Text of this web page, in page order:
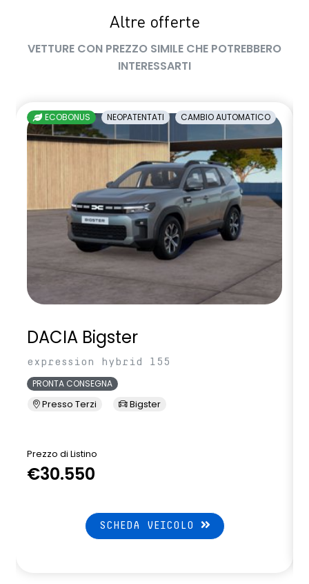
Altre offerte
VETTURE CON PREZZO SIMILE CHE POTREBBERO
INTERESSARTI
ECOBONUS NEOPATENTATI CAMBIO AUTOMATICO
DACIA Bigster
expression hybrid 155
PRONTA CONSEGNA
Presso Terzi Bigster
Prezzo di Listino
€30.550
SCHEDA VEICOLO